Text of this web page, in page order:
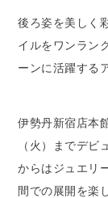
後ろ姿を美しく
イルをワンラン
ーンに活躍する
伊勢丹新宿店本
（火）までデビ
からはジュエリ
間での展開を楽